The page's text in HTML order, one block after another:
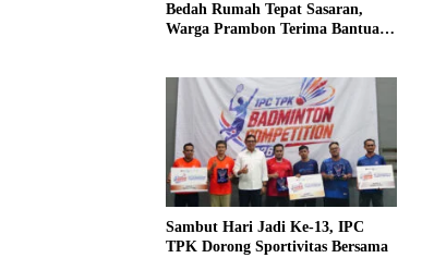
Bedah Rumah Tepat Sasaran,
Warga Prambon Terima Bantuan
Sambut Hari Jadi Ke-13, IPC
TPK Dorong Sportivitas Bersama